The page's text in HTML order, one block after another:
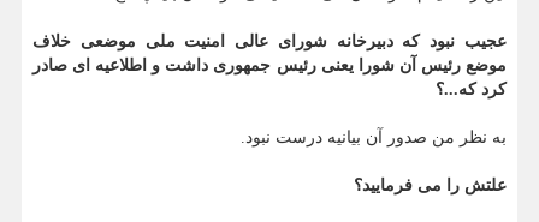
عجیب نبود که دبیرخانه شورای عالی امنیت ملی موضعی خلاف
موضع رئیس آن شورا یعنی رئیس جمهوری داشت و اطلاعیه ای صادر
کرد که...؟
به نظر من صدور آن بیانیه درست نبود.
علتش را می فرمایید؟